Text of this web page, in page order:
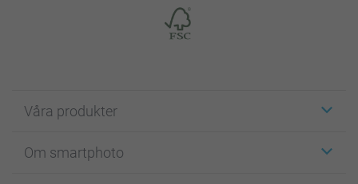
Våra produkter
Fotokort
Om smartphoto